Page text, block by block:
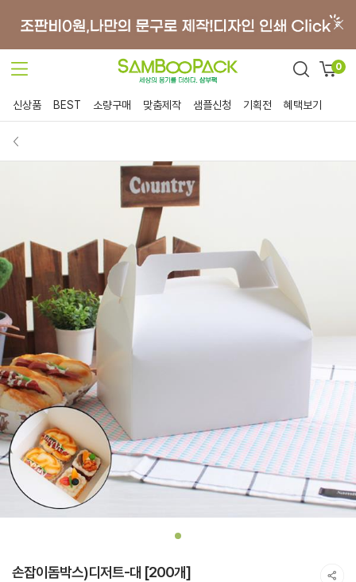
0
신상품 BEST 소량구매 맞춤제작 샘플신청 기획전 혜택보기
손잡이돔박스)디저트-대 [200개]